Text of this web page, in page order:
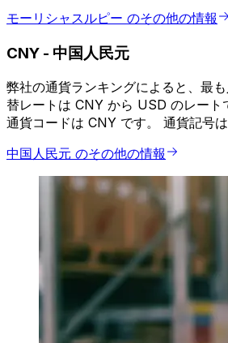
モーリシャスルピー のその他の情報
CNY - 中国人民元
弊社の通貨ランキングによると、最
替レートは CNY から USD のレート
通貨コードは CNY です。 通貨記号は
中国人民元 のその他の情報